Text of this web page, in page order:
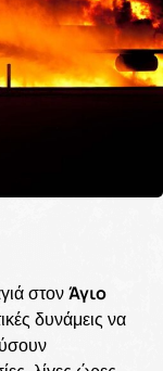
στονΆγιο
δυνάμεις να